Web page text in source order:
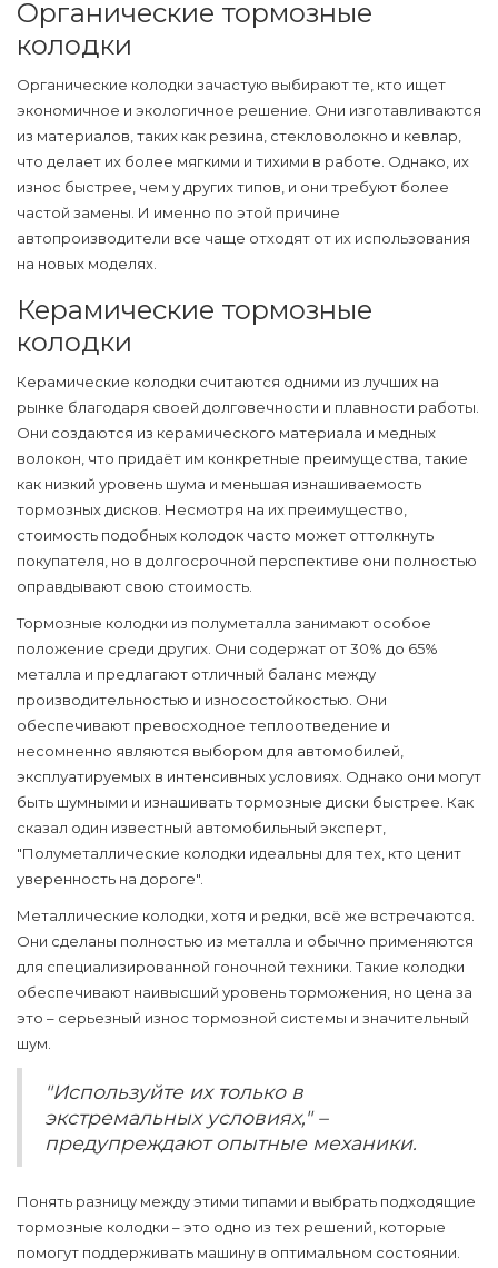
Органические тормозные
колодки
Органические колодки зачастую выбирают те, кто ищет
экономичное и экологичное решение. Они изготавливаются
из материалов, таких как резина, стекловолокно и кевлар,
что делает их более мягкими и тихими в работе. Однако, их
износ быстрее, чем у других типов, и они требуют более
частой замены. И именно по этой причине
автопроизводители все чаще отходят от их использования
на новых моделях.
Керамические тормозные
колодки
Керамические колодки считаются одними из лучших на
рынке благодаря своей долговечности и плавности работы.
Они создаются из керамического материала и медных
волокон, что придаёт им конкретные преимущества, такие
как низкий уровень шума и меньшая изнашиваемость
тормозных дисков. Несмотря на их преимущество,
стоимость подобных колодок часто может оттолкнуть
покупателя, но в долгосрочной перспективе они полностью
оправдывают свою стоимость.
Тормозные колодки из полуметалла занимают особое
положение среди других. Они содержат от 30% до 65%
металла и предлагают отличный баланс между
производительностью и износостойкостью. Они
обеспечивают превосходное теплоотведение и
несомненно являются выбором для автомобилей,
эксплуатируемых в интенсивных условиях. Однако они могут
быть шумными и изнашивать тормозные диски быстрее. Как
сказал один известный автомобильный эксперт,
"Полуметаллические колодки идеальны для тех, кто ценит
уверенность на дороге".
Металлические колодки, хотя и редки, всё же встречаются.
Они сделаны полностью из металла и обычно применяются
для специализированной гоночной техники. Такие колодки
обеспечивают наивысший уровень торможения, но цена за
это – серьезный износ тормозной системы и значительный
шум.
"Используйте их только в
экстремальных условиях," –
предупреждают опытные механики.
Понять разницу между этими типами и выбрать подходящие
тормозные колодки – это одно из тех решений, которые
помогут поддерживать машину в оптимальном состоянии.